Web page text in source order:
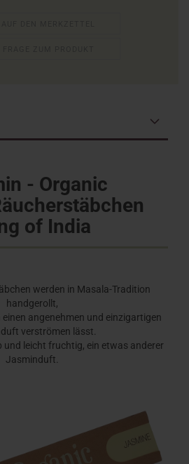
- Organic
of India
werden in Masala-Tradition
handgerollt,
angenehmen und einzigartigen
verströmen lässt.
und leicht fruchtig, ein etwas anderer
Jasminduft.